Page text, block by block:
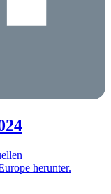
herunter.